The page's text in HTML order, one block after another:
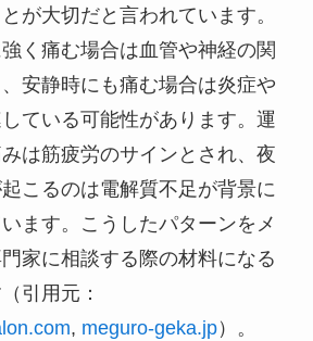
が大切だと言われています。
く痛む場合は血管や神経の関
安静時にも痛む場合は炎症や
ている可能性があります。運
は筋疲労のサインとされ、夜
こるのは電解質不足が背景に
ます。こうしたパターンをメ
家に相談する際の材料になる
引用元：
, meguro-geka.jp）。